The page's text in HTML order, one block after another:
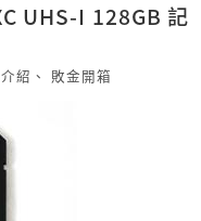
UHS-I 128GB 記
紹 、 敗金開箱